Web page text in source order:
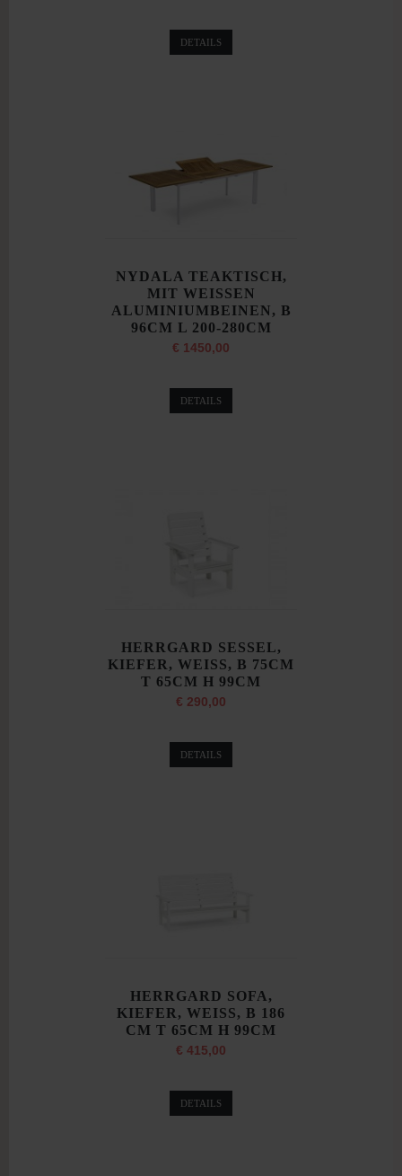
DETAILS
NYDALA TEAKTISCH,
MIT WEISSEN
ALUMINIUMBEINEN, B
96CM L 200-280CM
€ 1450,00
DETAILS
HERRGARD SESSEL,
KIEFER, WEISS, B 75CM
T 65CM H 99CM
€ 290,00
DETAILS
HERRGARD SOFA,
KIEFER, WEISS, B 186
CM T 65CM H 99CM
€ 415,00
DETAILS